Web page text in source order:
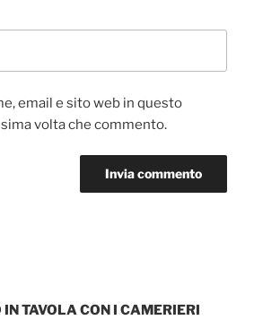
email e sito web in questo
volta che commento.
IN TAVOLA CON I CAMERIERI